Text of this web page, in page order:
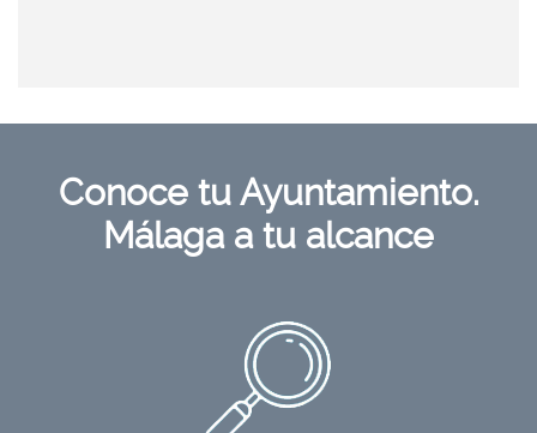
Conoce tu Ayuntamiento.
Málaga a tu alcance